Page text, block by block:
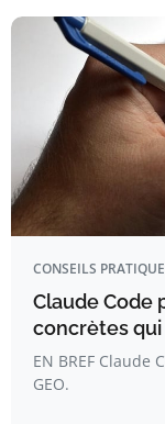
CONSEILS
Claude Code
concrètes
EN BREF
GEO.